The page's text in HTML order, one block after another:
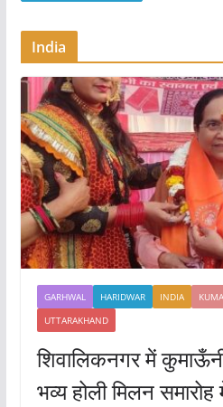
India
GARHWAL HARIDWAR INDIA
UTTARAKHAND
शिवालिकनगर में
भव्य होली मिलन